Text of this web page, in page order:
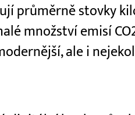
průměrně stovky
množství emisí
ale i